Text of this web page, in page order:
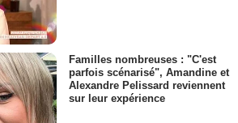
Familles nombreuses : "C'est
parfois scénarisé", Amandine et
Alexandre Pelissard reviennent
sur leur expérience